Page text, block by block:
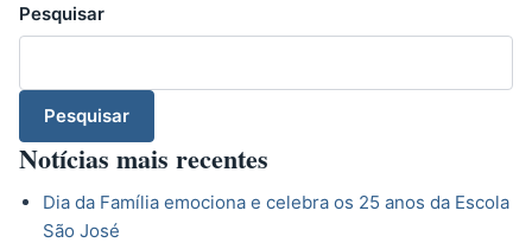
Pesquisar
Pesquisar
Notícias mais recentes
Dia da Família emociona e celebra os 25 anos da Escola
São José